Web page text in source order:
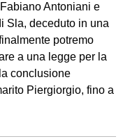
Antoniani e
Sla, deceduto in una
potremo
a una legge per la
conclusione
Piergiorgio, fino a